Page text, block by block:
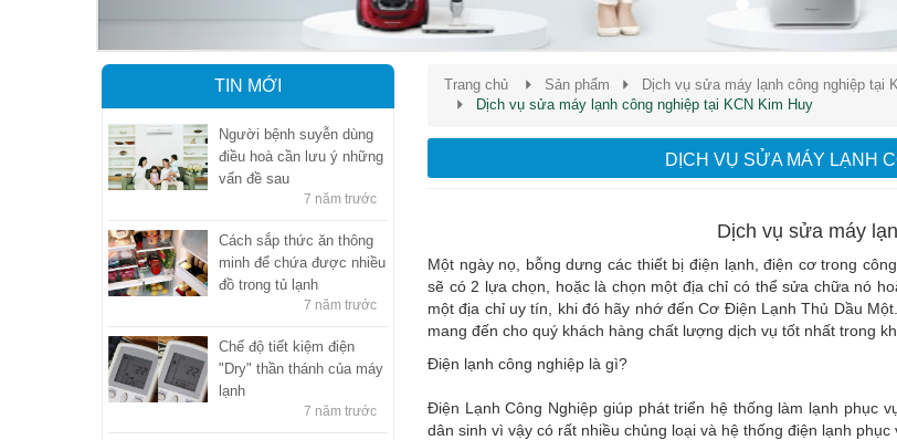
Trang chủ Sản phẩm
Dịch vụ sửa máy lạnh công nghiệp tại
Dịch vụ sửa máy lạnh công nghiệp tại KCN Kim Huy
DỊCH VỤ SỬA MÁY LẠNH
Dịch vụ sửa máy
Một ngày nọ, bỗng dưng các thiết bị điện lạnh, điện cơ trong
sẽ có 2 lựa chọn, hoặc là chọn một địa chỉ có thể sửa chữa nó
một địa chỉ uy tín, khi đó hãy nhớ đến Cơ Điện Lạnh Thủ Dầu
mang đến cho quý khách hàng chất lượng dịch vụ tốt nhất trong
Điện lạnh công nghiệp là gì?
Điện Lạnh Công Nghiệp giúp phát triển hệ thống làm lạnh phục
dân sinh vì vậy có rất nhiều chủng loại và hệ thống điện lạnh phục
TIN MỚI
Người bệnh suyễn dùng
điều hoà cần lưu ý những
vấn đề sau
7 năm trước
Cách sắp thức ăn thông
minh để chứa được nhiều
đồ trong tủ lạnh
7 năm trước
Chế độ tiết kiệm điện
"Dry" thần thánh của máy
lạnh
7 năm trước